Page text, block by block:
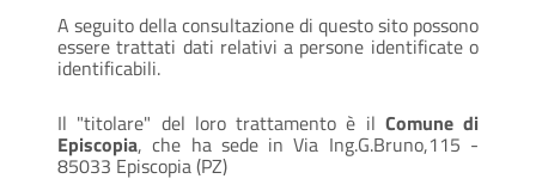
A seguito della consultazione di questo sito possono
essere trattati dati relativi a persone identificate o
identificabili.
Il "titolare" del loro trattamento è il Comune di
Episcopia, che ha sede in Via Ing.G.Bruno,115 -
85033 Episcopia (PZ)